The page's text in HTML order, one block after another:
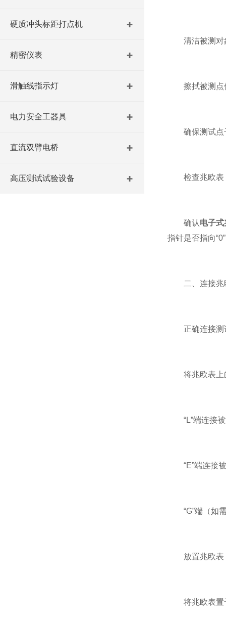
硬质冲头标距打点机
精密仪表
滑触线指示灯
电力安全工器具
直流双臂电桥
高压测试试验设备
清洁被测对
擦拭被测点位
确保测试点干
检查兆欧表
确认 电子
指针是否指向
二、连接兆
正确连接测
将兆欧表上的
“L”端连接被
“E”端连接被
“G”端（如需
放置兆欧表
将兆欧表置于